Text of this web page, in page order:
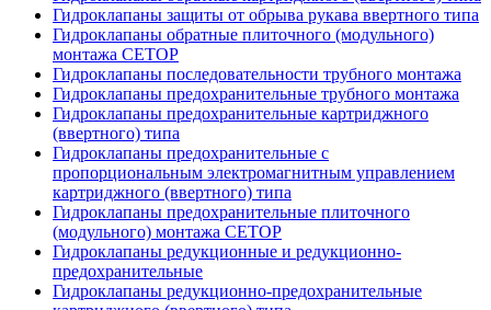
Гидроклапаны защиты от обрыва рукава ввертного типа
Гидроклапаны обратные плиточного (модульного)
монтажа CETOP
Гидроклапаны последовательности трубного монтажа
Гидроклапаны предохранительные трубного монтажа
Гидроклапаны предохранительные картриджного
(ввертного) типа
Гидроклапаны предохранительные с
пропорциональным электромагнитным управлением
картриджного (ввертного) типа
Гидроклапаны предохранительные плиточного
(модульного) монтажа CETOP
Гидроклапаны редукционные и редукционно-
предохранительные
Гидроклапаны редукционно-предохранительные